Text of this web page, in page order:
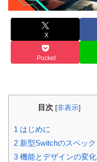
X
Pocket
目次 [非表示]
1 はじめに
2 新型Switchのスペック
3 機能とデザインの変化